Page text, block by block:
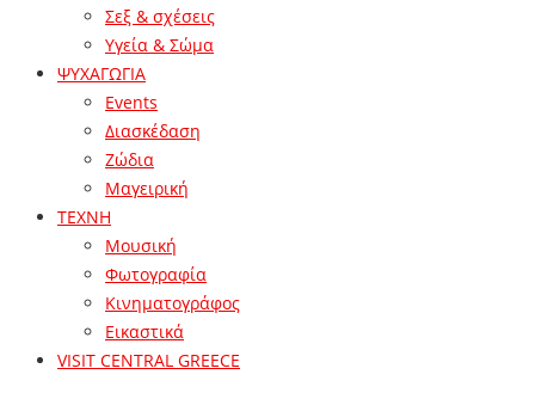
Σεξ & σχέσεις
Υγεία & Σώμα
ΨΥΧΑΓΩΓΙΑ
Events
Διασκέδαση
Ζώδια
Μαγειρική
ΤΕΧΝΗ
Μουσική
Φωτογραφία
Κινηματογράφος
Εικαστικά
VISIT CENTRAL GREECE